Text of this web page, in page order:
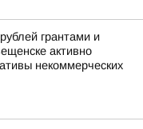
грантами и
активно
некоммерческих